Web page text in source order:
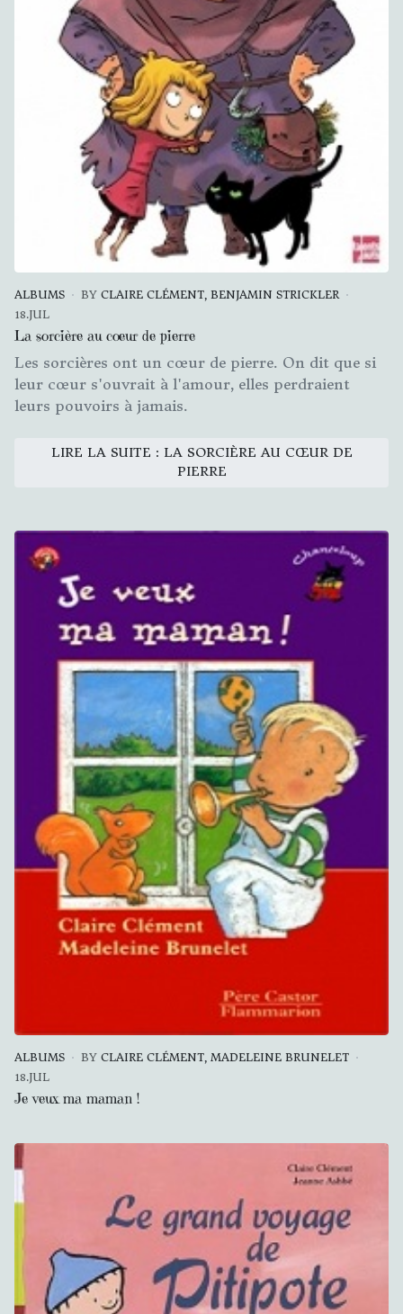
ALBUMS BY CLAIRE CLÉMENT, BENJAMIN STRICKLER
18.JUL
La sorcière au cœur de pierre
Les sorcières ont un cœur de pierre. On dit que si
leur cœur s'ouvrait à l'amour, elles perdraient
leurs pouvoirs à jamais.
LIRE LA SUITE : LA SORCIÈRE AU CŒUR DE
PIERRE
ALBUMS BY CLAIRE CLÉMENT, MADELEINE BRUNELET
18.JUL
Je veux ma maman !